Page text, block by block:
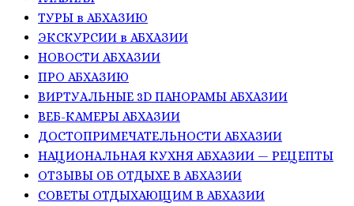
ТУРЫ в АБХАЗИЮ
ЭКСКУРСИИ в АБХАЗИИ
НОВОСТИ АБХАЗИИ
ПРО АБХАЗИЮ
ВИРТУАЛЬНЫЕ 3D ПАНОРАМЫ АБХАЗИИ
ВЕБ-КАМЕРЫ АБХАЗИИ
ДОСТОПРИМЕЧАТЕЛЬНОСТИ АБХАЗИИ
НАЦИОНАЛЬНАЯ КУХНЯ АБХАЗИИ — РЕЦЕПТЫ
ОТЗЫВЫ ОБ ОТДЫХЕ В АБХАЗИИ
СОВЕТЫ ОТДЫХАЮЩИМ В АБХАЗИИ